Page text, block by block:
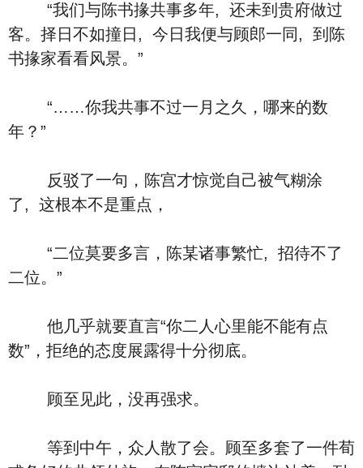
“我们与陈书掾共事多年, 还未到贵府做过
客。择日不如撞日, 今日我便与顾郎一同, 到陈
书掾家看看风景。”
“……你我共事不过一月之久，哪来的数
年？”
反驳了一句，陈宫才惊觉自己被气糊涂
了, 这根本不是重点，
“二位莫要多言，陈某诸事繁忙, 招待不了
二位。”
他几乎就要直言“你二人心里能不能有点
数”，拒绝的态度展露得十分彻底。
顾至见此，没再强求。
等到中午，众人散了会。顾至多套了一件荀